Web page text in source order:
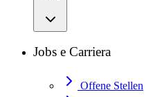
Jobs e Carriera
Offene Stellen